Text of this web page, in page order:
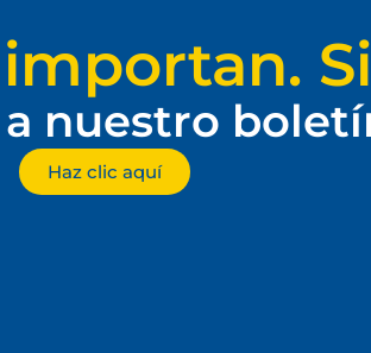
nuestro
Haz clic aquí